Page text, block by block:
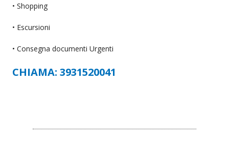
• Shopping
• Escursioni
• Consegna documenti Urgenti
CHIAMA: 3931520041